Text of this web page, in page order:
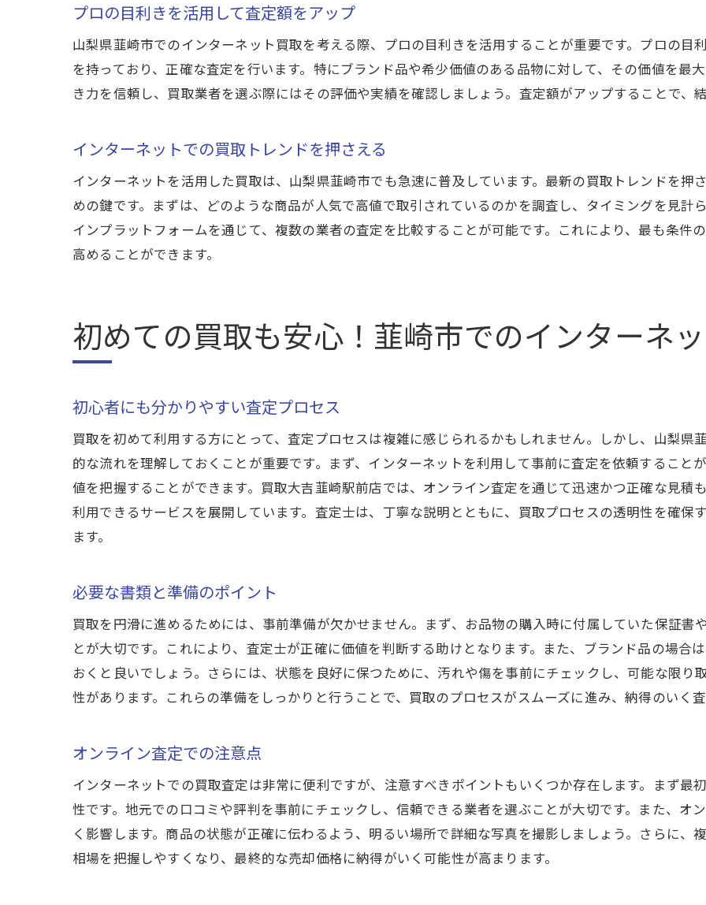
インターネット上での評判の作り方
口コミの更新頻度をチェックする重要性
複数の査定で納得の価格を！山梨県韮崎市でのインターネット
納得の価格を得るための交渉術
査定結果に応じた対応の仕方
買取契約時の注意事項
買取プロセスの透明性を確保する方法
安全に取引を進めるための心構え
インターネット買取を最大限に活用するためのステップバイス
初めてのオンライン査定手順
インターネットでの効率的な情報収集法
成功するためのネットワークづくり
プロの目利きを活用して査定額をアップ
山梨県韮崎市でのインターネット買取を考える際、プロの目利きを活用することが重要です。プロの目
を持っており、正確な査定を行います。特にブランド品や希少価値のある品物に対して、その価値を最
き力を信頼し、買取業者を選ぶ際にはその評価や実績を確認しましょう。査定額がアップすることで、
インターネットでの買取トレンドを押さえる
インターネットを活用した買取は、山梨県韮崎市でも急速に普及しています。最新の買取トレンドを押
めの鍵です。まずは、どのような商品が人気で高値で取引されているのかを調査し、タイミングを見計
インプラットフォームを通じて、複数の業者の査定を比較することが可能です。これにより、最も条件
高めることができます。
初めての買取も安心！韮崎市でのインターネ
初心者にも分かりやすい査定プロセス
買取を初めて利用する方にとって、査定プロセスは複雑に感じられるかもしれません。しかし、山梨県
的な流れを理解しておくことが重要です。まず、インターネットを利用して事前に査定を依頼すること
値を把握することができます。買取大吉韮崎駅前店では、オンライン査定を通じて迅速かつ正確な見積
利用できるサービスを展開しています。査定士は、丁寧な説明とともに、買取プロセスの透明性を確保
ます。
必要な書類と準備のポイント
買取を円滑に進めるためには、事前準備が欠かせません。まず、お品物の購入時に付属していた保証書
とが大切です。これにより、査定士が正確に価値を判断する助けとなります。また、ブランド品の場合
おくと良いでしょう。さらには、状態を良好に保つために、汚れや傷を事前にチェックし、可能な限り
性があります。これらの準備をしっかりと行うことで、買取のプロセスがスムーズに進み、納得のいく
オンライン査定での注意点
インターネットでの買取査定は非常に便利ですが、注意すべきポイントもいくつか存在します。まず最
性です。地元での口コミや評判を事前にチェックし、信頼できる業者を選ぶことが大切です。また、オ
く影響します。商品の状態が正確に伝わるよう、明るい場所で詳細な写真を撮影しましょう。さらに、
相場を把握しやすくなり、最終的な売却価格に納得がいく可能性が高まります。